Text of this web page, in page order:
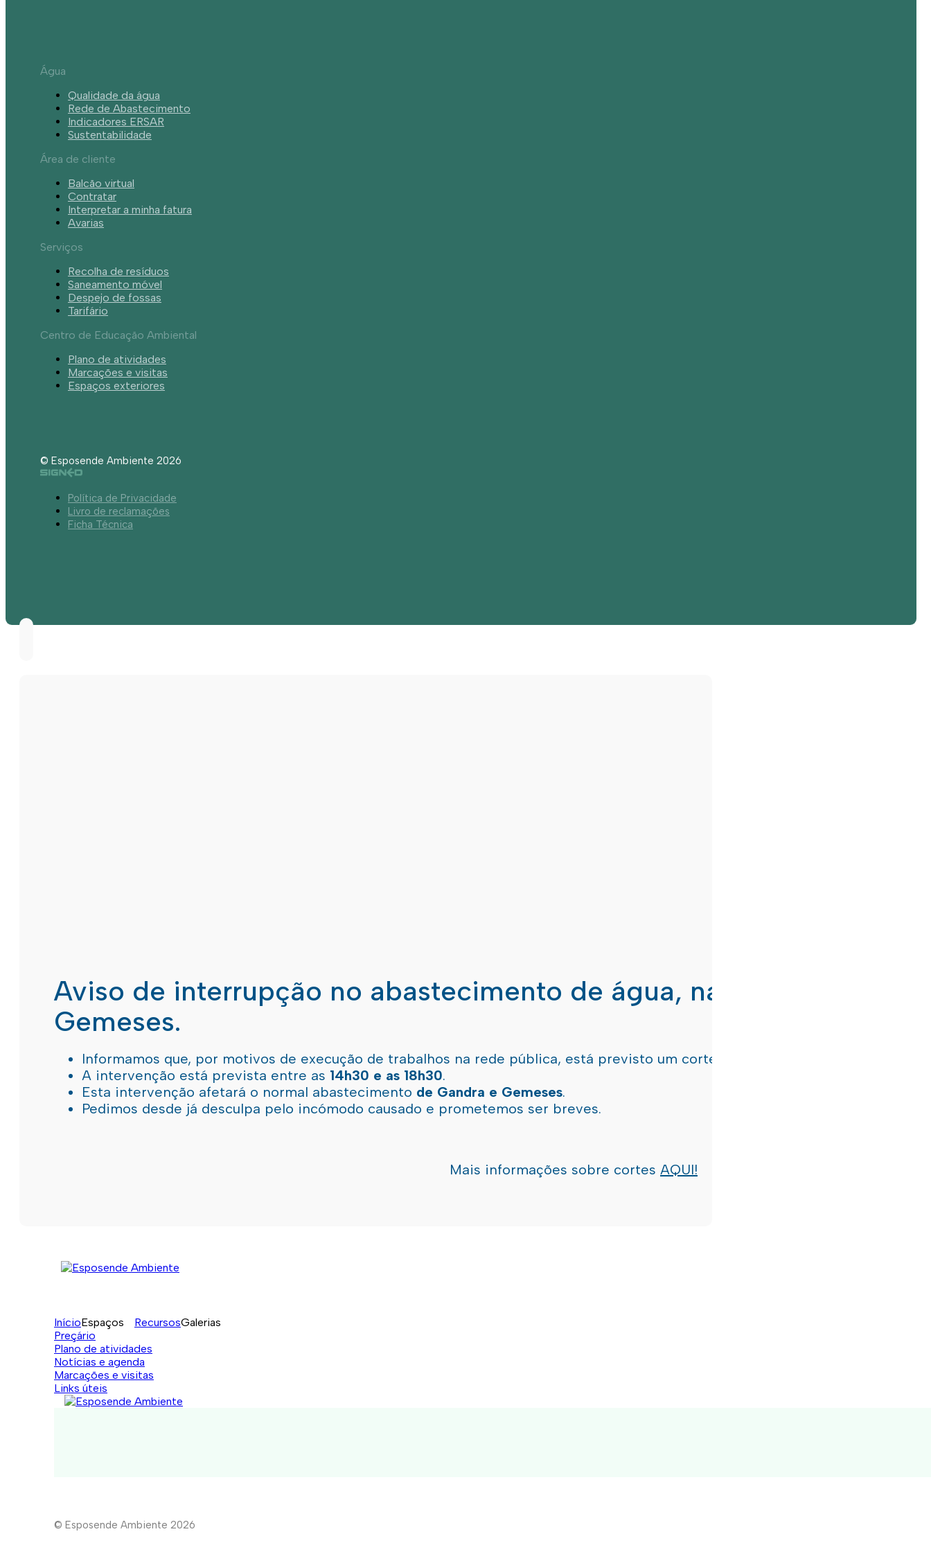
Água
Qualidade da água
Rede de Abastecimento
Indicadores ERSAR
Sustentabilidade
Área de cliente
Balcão virtual
Contratar
Interpretar a minha fatura
Avarias
Serviços
Recolha de resíduos
Saneamento móvel
Despejo de fossas
Tarifário
Centro de Educação Ambiental
Plano de atividades
Marcações e visitas
Espaços exteriores
© Esposende Ambiente 2026
Política de Privacidade
Livro de reclamações
Ficha Técnica
Aviso de interrupção no abastecimento de água, nas freguesias de
Gemeses.
Informamos que, por motivos de execução de trabalhos na rede pública, está previsto um corte de água
A intervenção está prevista entre as 14h30 e as 18h30.
Esta intervenção afetará o normal abastecimento de Gandra e Gemeses.
Pedimos desde já desculpa pelo incómodo causado e prometemos ser breves.
Mais informações sobre cortes AQUI!
InícioEspaços RecursosGalerias
Preçário
Plano de atividades
Notícias e agenda
Marcações e visitas
Links úteis
© Esposende Ambiente 2026